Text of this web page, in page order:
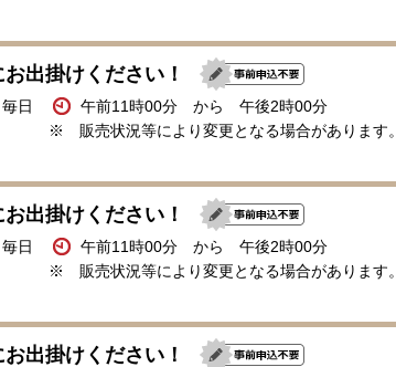
出掛けください！
日
午前11時00分 から 午後2時00分
※ 販売状況等により変更となる場合があります。
出掛けください！
日
午前11時00分 から 午後2時00分
※ 販売状況等により変更となる場合があります。
出掛けください！